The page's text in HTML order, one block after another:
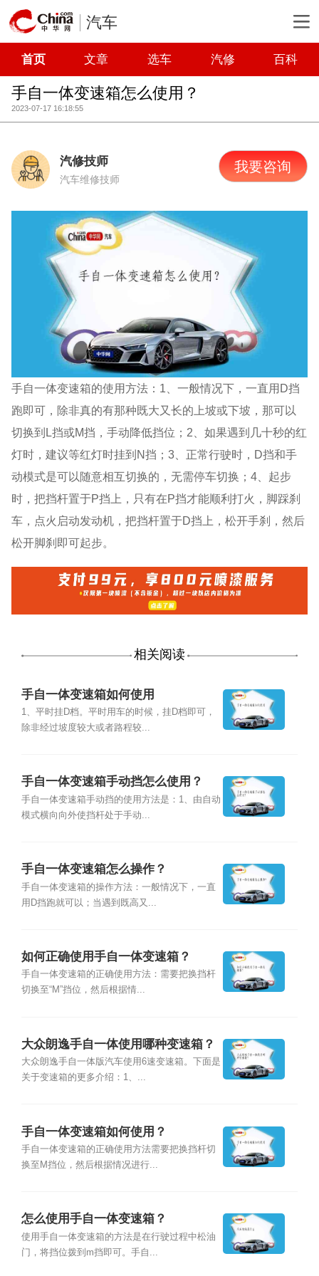
汽车
首页 文章 选车 汽修 百科
手自一体变速箱怎么使用？
2023-07-17 16:18:55
汽修技师
汽车维修技师
我要咨询
手自一体变速箱的使用方法：1、一般情况下，一直用D挡
跑即可，除非真的有那种既大又长的上坡或下坡，那可以
切换到L挡或M挡，手动降低挡位；2、如果遇到几十秒的红
灯时，建议等红灯时挂到N挡；3、正常行驶时，D挡和手
动模式是可以随意相互切换的，无需停车切换；4、起步
时，把挡杆置于P挡上，只有在P挡才能顺利打火，脚踩刹
车，点火启动发动机，把挡杆置于D挡上，松开手刹，然后
松开脚刹即可起步。
相关阅读
手自一体变速箱如何使用
1、平时挂D档。平时用车的时候，挂D档即可，
除非经过坡度较大或者路程较...
手自一体变速箱手动挡怎么使用？
手自一体变速箱手动挡的使用方法是：1、由自动
模式横向向外使挡杆处于手动...
手自一体变速箱怎么操作？
手自一体变速箱的操作方法：一般情况下，一直
用D挡跑就可以；当遇到既高又...
如何正确使用手自一体变速箱？
手自一体变速箱的正确使用方法：需要把换挡杆
切换至“M”挡位，然后根据情...
大众朗逸手自一体使用哪种变速箱？
大众朗逸手自一体版汽车使用6速变速箱。下面是
关于变速箱的更多介绍：1、...
手自一体变速箱如何使用？
手自一体变速箱的正确使用方法需要把换挡杆切
换至M挡位，然后根据情况进行...
怎么使用手自一体变速箱？
使用手自一体变速箱的方法是在行驶过程中松油
门，将挡位拨到m挡即可。手自...